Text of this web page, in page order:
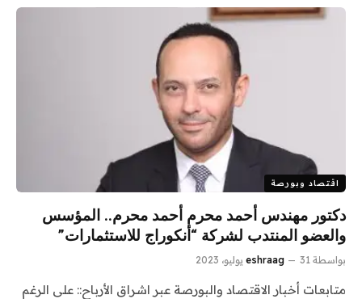
اقتصاد وبورصة
دكتور مهندس أحمد محرم أحمد محرم.. المؤسس
والعضو المنتدب لشركة “أنكوراج للاستثمارات”
بواسطة eshraag 31 يوليو، 2023
متابعات أخبار الاقتصاد والبورصة عبر اشراق الأرباح:: على الرغم